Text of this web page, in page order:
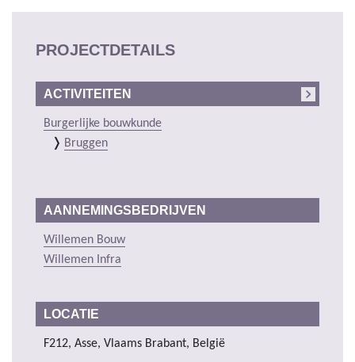
PROJECTDETAILS
ACTIVITEITEN
Burgerlijke bouwkunde
Bruggen
AANNEMINGSBEDRIJVEN
Willemen Bouw
Willemen Infra
LOCATIE
F212, Asse, Vlaams Brabant, België